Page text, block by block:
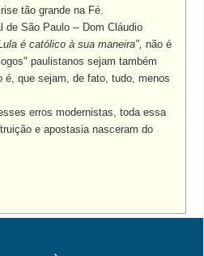
tão grande na Fé.
São Paulo -- Dom Cláudio
é católico à sua maneira",não é
paulistanos sejam também
que sejam, de fato, tudo, menos
erros modernistas, toda essa
e apostasia nasceram do